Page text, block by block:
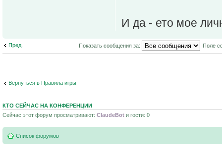
И да - ето мое
Пред. Показать сообщения за: Поле
Вернуться в Правила игры
КТО СЕЙЧАС НА КОНФЕРЕНЦИИ
Сейчас этот форум просматривают: ClaudeBot и гости: 0
Список форумов